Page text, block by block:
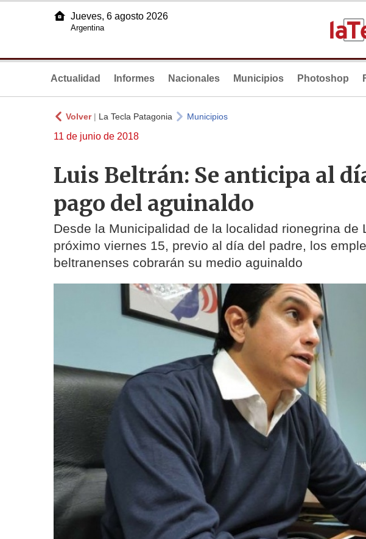
Jueves, 6 agosto 2026
Argentina
Actualidad Informes Nacionales Municipios Photoshop
Volver| La Tecla Patagonia Municipios
11 de junio de 2018
Luis Beltrán: Se anticipa al
pago del aguinaldo
Desde la Municipalidad de la localidad rionegrina de
próximo viernes 15, previo al día del padre, los
beltranenses cobrarán su medio aguinaldo